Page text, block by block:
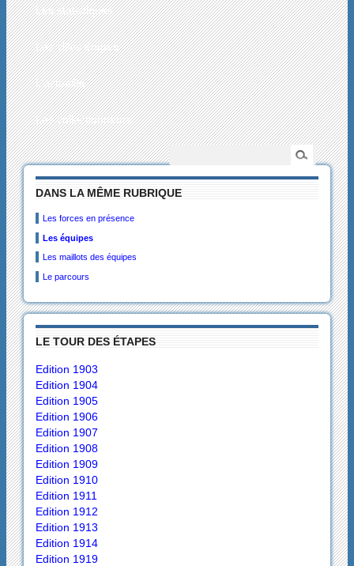
Les statistiques
Les villes étapes
L’actualité
Les collectionneurs
DANS LA MÊME RUBRIQUE
Les forces en présence
Les équipes
Les maillots des équipes
Le parcours
LE TOUR DES ÉTAPES
Edition 1903
Edition 1904
Edition 1905
Edition 1906
Edition 1907
Edition 1908
Edition 1909
Edition 1910
Edition 1911
Edition 1912
Edition 1913
Edition 1914
Edition 1919